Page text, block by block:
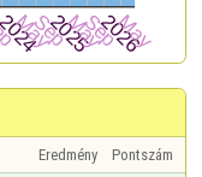
Eredmény
Pontszám